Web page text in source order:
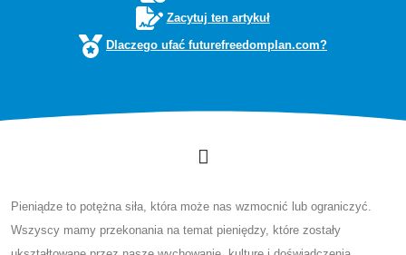
Zacytuj ten artykuł
Dlaczego ufać futurefreedomplan.com?
Pieniądze to potężna siła, która może nas wzmocnić lub ograniczyć.
Wszyscy mamy przekonania na temat pieniędzy, które zostały